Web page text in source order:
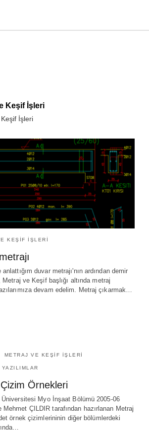
Keşif İşleri
İşleri
KEŞIF İŞLERI
anlattığım duvar metrajı'nın ardından demir
Metraj ve Keşif başlığı altında metraj
devam edelim. Metraj çıkarmak…
METRAJ VE KEŞIF İŞLERI
YAZILIMLAR
Örnekleri
Myo İnşaat Bölümü 2005-06
Mehmet ÇILDIR tarafından hazırlanan Metraj
örnek çizimlerininin diğer bölümlerdeki